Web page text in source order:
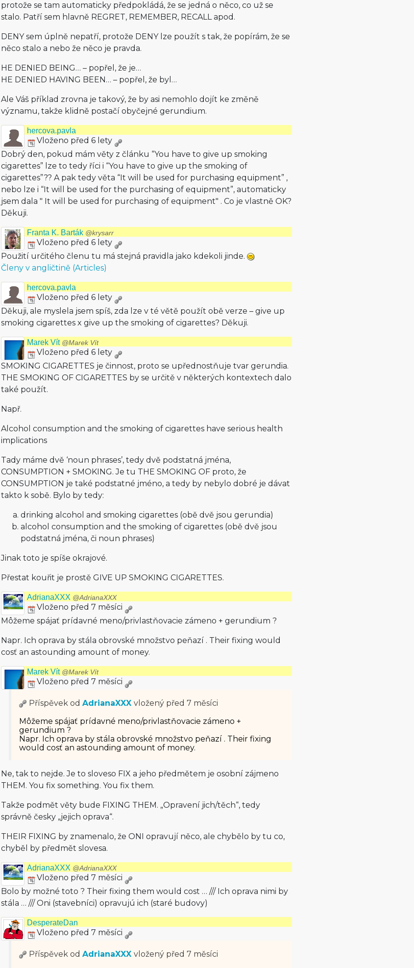
protože se tam automaticky předpokládá, že se jedná o něco, co už se
stalo. Patří sem hlavně REGRET, REMEMBER, RECALL apod.
DENY sem úplně nepatří, protože DENY lze použít s tak, že popírám, že se
něco stalo a nebo že něco je pravda.
HE DENIED BEING… – popřel, že je…
HE DENIED HAVING BEEN… – popřel, že byl…
Ale Váš příklad zrovna je takový, že by asi nemohlo dojít ke změně
významu, takže klidně postačí obyčejné gerundium.
hercova.pavla
Vloženo před 6 lety
Dobrý den, pokud mám věty z článku “You have to give up smoking
cigarettes” lze to tedy říci i “You have to give up the smoking of
cigarettes”?? A pak tedy věta “It will be used for purchasing equipment” ,
nebo lze i “It will be used for the purchasing of equipment”, automaticky
jsem dala " It will be used for purchasing of equipment" . Co je vlastně OK?
Děkuji.
Franta K. Barták @krysarr
Vloženo před 6 lety
Použití určitého členu tu má stejná pravidla jako kdekoli jinde.
Členy v angličtině (Articles)
hercova.pavla
Vloženo před 6 lety
Děkuji, ale myslela jsem spíš, zda lze v té větě použít obě verze – give up
smoking cigarettes x give up the smoking of cigarettes? Děkuji.
Marek Vít @Marek Vít
Vloženo před 6 lety
SMOKING CIGARETTES je činnost, proto se upřednostňuje tvar gerundia.
THE SMOKING OF CIGARETTES by se určitě v některých kontextech dalo
také použít.
Např.
Alcohol consumption and the smoking of cigarettes have serious health
implications
Tady máme dvě ‘noun phrases’, tedy dvě podstatná jména,
CONSUMPTION + SMOKING. Je tu THE SMOKING OF proto, že
CONSUMPTION je také podstatné jméno, a tedy by nebylo dobré je dávat
takto k sobě. Bylo by tedy:
drinking alcohol and smoking cigarettes (obě dvě jsou gerundia)
alcohol consumption and the smoking of cigarettes (obě dvě jsou
podstatná jména, či noun phrases)
Jinak toto je spíše okrajové.
Přestat kouřit je prostě GIVE UP SMOKING CIGARETTES.
AdrianaXXX @AdrianaXXX
Vloženo před 7 měsíci
Môžeme spájať prídavné meno/privlastňo­vacie zámeno + gerundium ?
Napr. Ich oprava by stála obrovské množstvo peňazí . Their fixing would
cosť an astounding amount of money.
Marek Vít @Marek Vít
Vloženo před 7 měsíci
Příspěvek od AdrianaXXX vložený před 7 měsíci
Môžeme spájať prídavné meno/privlastňo­vacie zámeno +
gerundium ?
Napr. Ich oprava by stála obrovské množstvo peňazí . Their fixing
would cosť an astounding amount of money.
Ne, tak to nejde. Je to sloveso FIX a jeho předmětem je osobní zájmeno
THEM. You fix something. You fix them.
Takže podmět věty bude FIXING THEM. „Opravení jich/těch“, tedy
správně česky „jejich oprava“.
THEIR FIXING by znamenalo, že ONI opravují něco, ale chybělo by tu co,
chyběl by předmět slovesa.
AdrianaXXX @AdrianaXXX
Vloženo před 7 měsíci
Bolo by možné toto ? Their fixing them would cost … /// Ich oprava nimi by
stála … /// Oni (stavebníci) opravujú ich (staré budovy)
DesperateDan
Vloženo před 7 měsíci
Příspěvek od AdrianaXXX vložený před 7 měsíci